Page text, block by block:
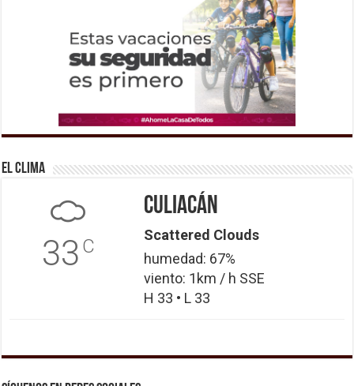
El Clima
33 C
Culiacán
Scattered Clouds
humedad: 67%
viento: 1km / h SSE
H 33 • L 33